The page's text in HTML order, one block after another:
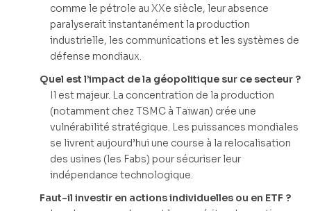
comme le pétrole au XXe siècle, leur absence
paralyserait instantanément la production
industrielle, les communications et les systèmes de
défense mondiaux.
Quel est l’impact de la géopolitique sur ce secteur ?
Il est majeur. La concentration de la production
(notamment chez TSMC à Taïwan) crée une
vulnérabilité stratégique. Les puissances mondiales
se livrent aujourd’hui une course à la relocalisation
des usines (les Fabs) pour sécuriser leur
indépendance technologique.
Faut-il investir en actions individuelles ou en ETF ?